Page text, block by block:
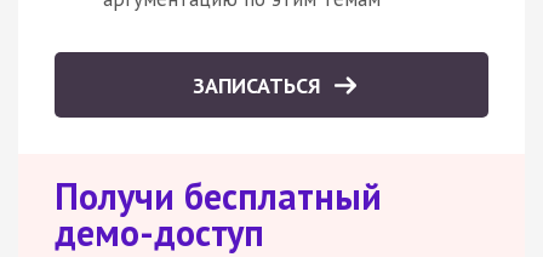
ЗАПИСАТЬСЯ
Получи бесплатный
демо-доступ